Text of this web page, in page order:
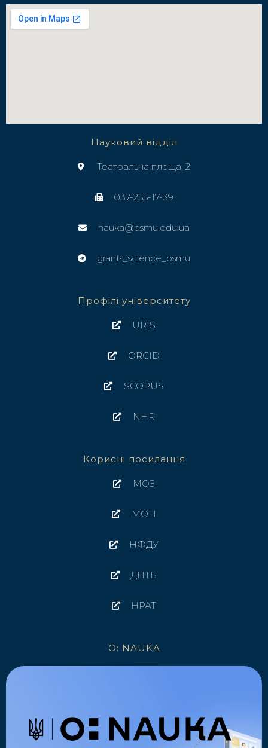
Науковий відділ
Театральна площа, 2
037-255-17-39
nauka@bsmu.edu.ua
grants_science_bsmu
Профілі університету
URIS
ORCID
SCOPUS
NHR
Корисні посилання
МОЗ
МОН
НФДУ
ДНТБ
НРАТ
O: NAUKA